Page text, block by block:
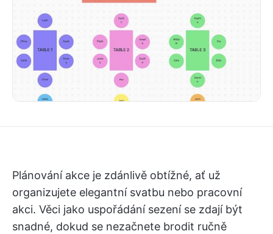
Plánování akce je zdánlivě obtížné, ať už
organizujete elegantní svatbu nebo pracovní
akci. Věci jako uspořádání sezení se zdají být
snadné, dokud se nezačnete brodit ručně